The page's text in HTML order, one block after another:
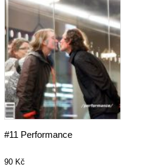
#11 Performance
90 Kč